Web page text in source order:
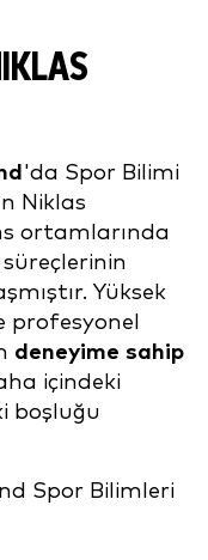
'da Spor Bilimi
Niklas
ortamlarında
Yüksek
profesyonel
deneyime sahip
içindeki
boşluğu
Spor Bilimleri